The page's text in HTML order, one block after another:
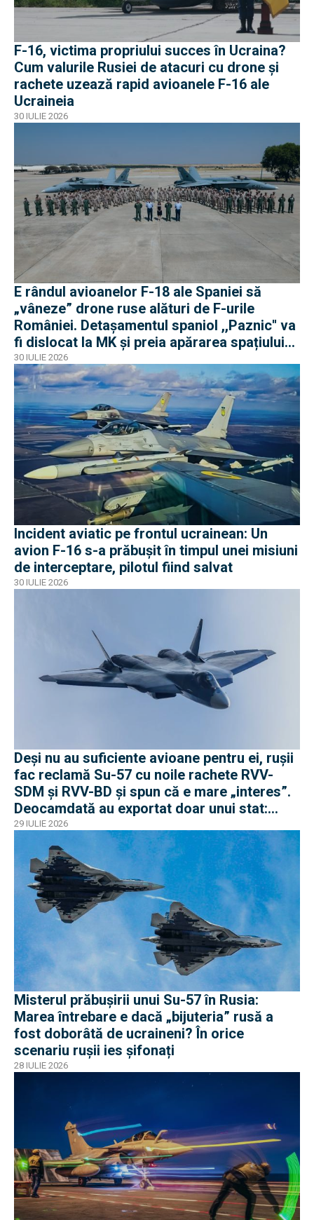
F-16, victima propriului succes în Ucraina?
Cum valurile Rusiei de atacuri cu drone și
rachete uzează rapid avioanele F-16 ale
Ucraineia
30 IULIE 2026
E rândul avioanelor F-18 ale Spaniei să
„vâneze” drone ruse alături de F-urile
României. Detașamentul spaniol ,,Paznic'' va
fi dislocat la MK și preia apărarea spațiului
aerian românesc
30 IULIE 2026
Incident aviatic pe frontul ucrainean: Un
avion F-16 s-a prăbușit în timpul unei misiuni
de interceptare, pilotul fiind salvat
30 IULIE 2026
Deși nu au suficiente avioane pentru ei, rușii
fac reclamă Su-57 cu noile rachete RVV-
SDM și RVV-BD și spun că e mare „interes”.
Deocamdată au exportat doar unui stat:
Algeria
29 IULIE 2026
Misterul prăbușirii unui Su-57 în Rusia:
Marea întrebare e dacă „bijuteria” rusă a
fost doborâtă de ucraineni? În orice
scenariu rușii ies șifonați
28 IULIE 2026